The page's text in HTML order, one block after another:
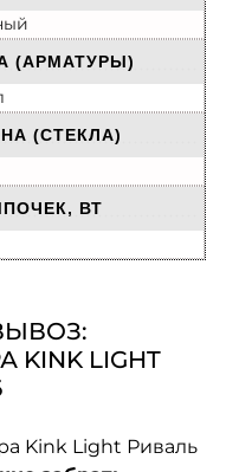
(АРМАТУРЫ)
(СТЕКЛА)
ВТ
LIGHT
Kink Light Риваль